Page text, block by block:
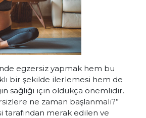
egzersiz yapmak hem bu
bir şekilde ilerlemesi hem de
sağlığı için oldukça önemlidir.
ne zaman başlanmalı?”
tarafından merak edilen ve